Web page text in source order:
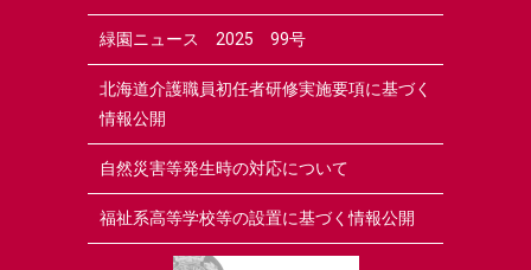
緑園ニュース 2025 99号
北海道介護職員初任者研修実施要項に基づく
情報公開
自然災害等発生時の対応について
福祉系高等学校等の設置に基づく情報公開